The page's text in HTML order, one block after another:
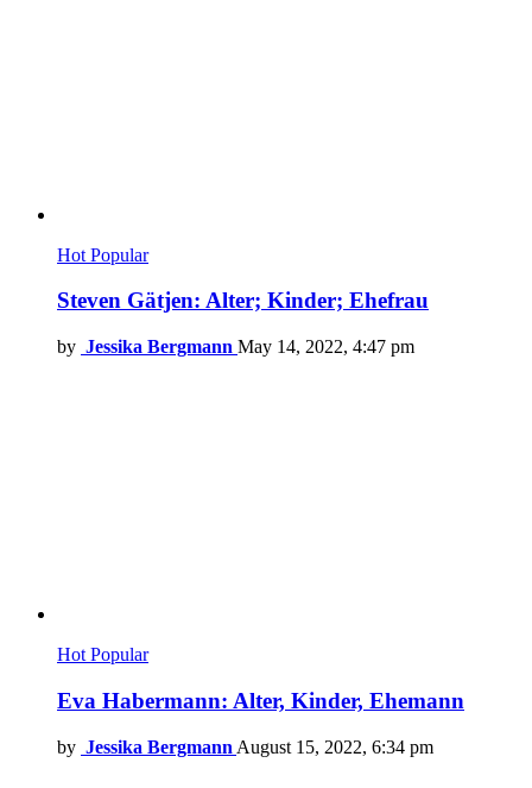
Hot Popular
Steven Gätjen: Alter; Kinder; Ehefrau
by Jessika Bergmann May 14, 2022, 4:47 pm
Hot Popular
Eva Habermann: Alter, Kinder, Ehemann
by Jessika Bergmann August 15, 2022, 6:34 pm